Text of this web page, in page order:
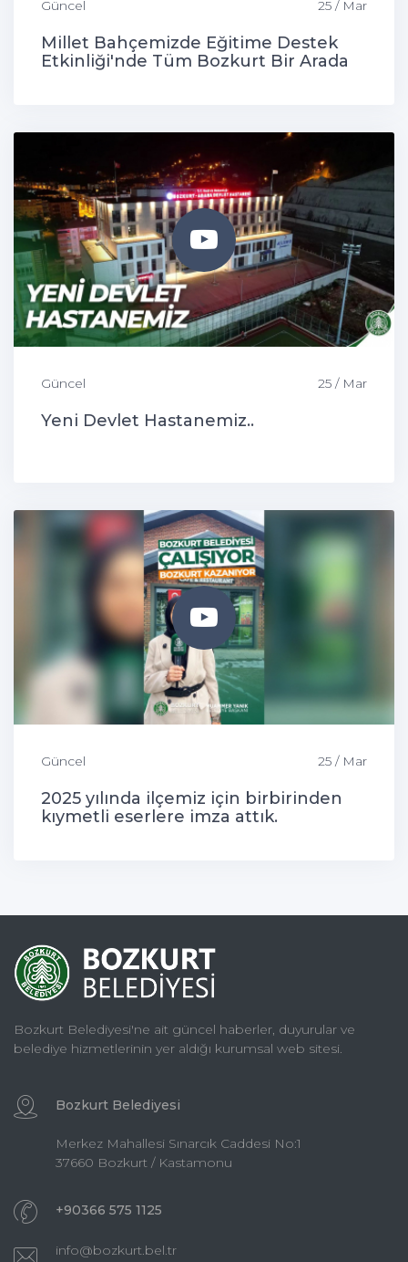
Güncel 25 / Mar
Millet Bahçemizde Eğitime Destek
Etkinliği'nde Tüm Bozkurt Bir Arada
Güncel 25 / Mar
Yeni Devlet Hastanemiz..
Güncel 25 / Mar
2025 yılında ilçemiz için birbirinden
kıymetli eserlere imza attık.
Bozkurt Belediyesi'ne ait güncel haberler, duyurular ve
belediye hizmetlerinin yer aldığı kurumsal web sitesi.
Bozkurt Belediyesi
Merkez Mahallesi Sınarcık Caddesi No:1
37660 Bozkurt / Kastamonu
+90366 575 1125
info@bozkurt.bel.tr